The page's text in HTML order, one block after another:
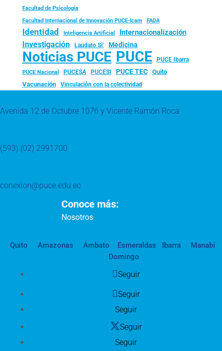
Facultad de Psicología
Facultad Internacional de Innovación PUCE-Icam FADA
Identidad Inteligencia Artificial Internacionalización
Investigación Laudato Si’ Medicina
Noticias PUCE PUCE PUCE Ibarra
PUCE Nacional PUCESA PUCESI PUCE TEC
Quito
Vacunación
Vinculación con la colectividad
Avenida 12 de Octubre 1076 y Vicente Ramón Roca
(593) (02) 2991700
conexion@puce.edu.ec
Conoce más:
Nosotros
Quito Amazonas Ambato Esmeraldas Ibarra
Manabí
Domingo
Seguir
Seguir
Seguir
Seguir
Seguir